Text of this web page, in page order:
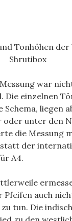
Tonhöhen der
Shrutibox
war
Die einzelnen
Schema, liegen
oder unter den
die Messung
der
A4.
Pfeifen auch
tun. Die